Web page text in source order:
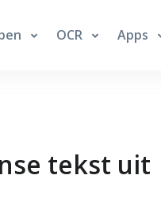
OCR Apps
tekst uit